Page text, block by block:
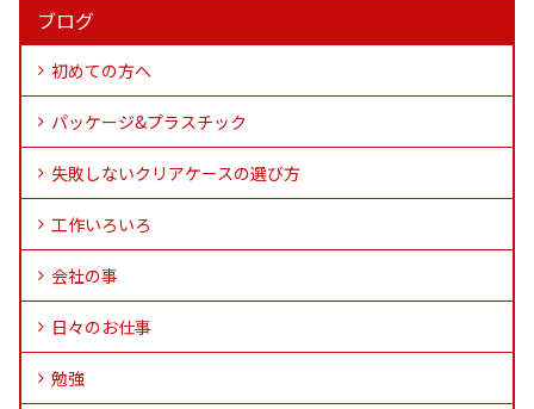
ブログ
初めての方へ
パッケージ&プラスチック
失敗しないクリアケースの選び方
工作いろいろ
会社の事
日々のお仕事
勉強